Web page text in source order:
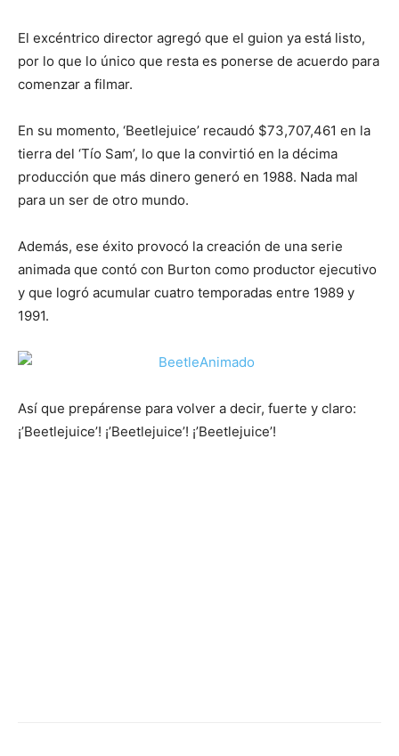
El excéntrico director agregó que el guion ya está listo,
por lo que lo único que resta es ponerse de acuerdo para
comenzar a filmar.
En su momento, ‘Beetlejuice’ recaudó $73,707,461 en la
tierra del ‘Tío Sam’, lo que la convirtió en la décima
producción que más dinero generó en 1988. Nada mal
para un ser de otro mundo.
Además, ese éxito provocó la creación de una serie
animada que contó con Burton como productor ejecutivo
y que logró acumular cuatro temporadas entre 1989 y
1991.
Así que prepárense para volver a decir, fuerte y claro:
¡’Beetlejuice’! ¡’Beetlejuice’! ¡’Beetlejuice’!